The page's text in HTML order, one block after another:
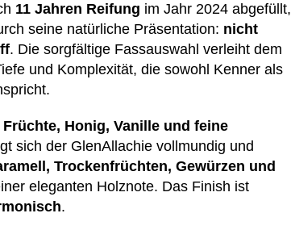
11 Jahren Reifung im Jahr 2024 abgefüllt,
seine natürliche Präsentation: nicht
. Die sorgfältige Fassauswahl verleiht dem
und Komplexität, die sowohl Kenner als
Früchte, Honig, Vanille und feine
sich der GlenAllachie vollmundig und
Trockenfrüchten, Gewürzen und
eleganten Holznote. Das Finish ist
.